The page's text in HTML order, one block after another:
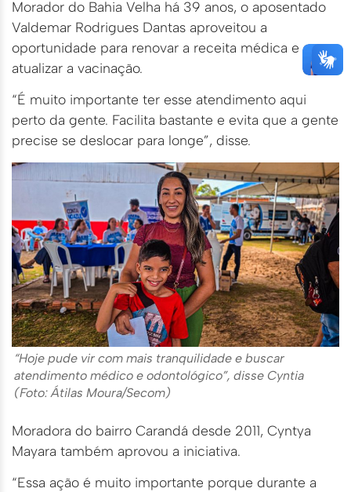
Morador do Bahia Velha há 39 anos, o aposentado
Valdemar Rodrigues Dantas aproveitou a
oportunidade para renovar a receita médica e
atualizar a vacinação.
“É muito importante ter esse atendimento aqui
perto da gente. Facilita bastante e evita que a gente
precise se deslocar para longe”, disse.
“Hoje pude vir com mais tranquilidade e buscar
atendimento médico e odontológico”, disse Cyntia
(Foto: Átilas Moura/Secom)
Moradora do bairro Carandá desde 2011, Cyntya
Mayara também aprovou a iniciativa.
“Essa ação é muito importante porque durante a